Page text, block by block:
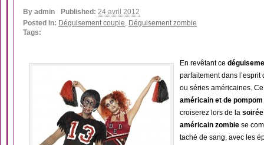
By admin Published: 24 avril 2012
Posted in: Déguisement couple, Déguisement zombie
Tags:
En revêtant ce
parfaitement dans l’esprit
ou séries américaines.
américain et de
croiserez lors de la soirée
américain zombie se
taché de sang, avec les